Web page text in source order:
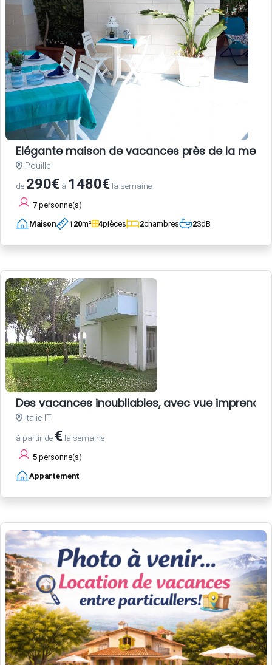
Elégante maison de vacances près de la
Pouille
de 290€ à 1480€ la semaine
7 personne(s)
Maison 120m² 4pièces 2chambres 2SdB
Des vacances inoubliables, avec vue
Italie IT
à partir de € la semaine
5 personne(s)
Appartement